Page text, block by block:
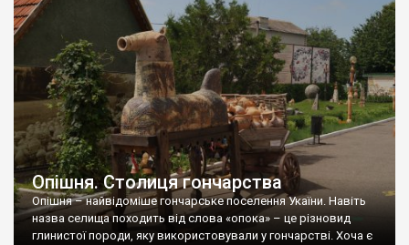
та землю під будівлю виділили заможні громадяни Аністрат
та Федосій Каблучки. Обидва фундатори поховані […]
Опішня. Столиця гончарства
Опішня – найвідоміше гончарське поселення Укаїни. Навіть
назва селища походить від слова «опока» – це різновид
глинистої породи, яку використовували у гончарстві. Хоча є